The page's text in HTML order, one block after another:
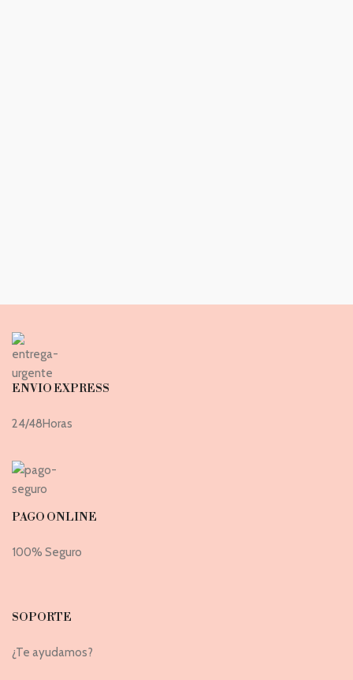
ENVIO EXPRESS
24/48Horas
PAGO ONLINE
100% Seguro
SOPORTE
¿Te ayudamos?